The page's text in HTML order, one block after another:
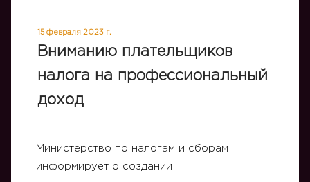
15 февраля 2023 г.
Вниманию плательщиков
налога на профессиональный
доход
Министерство по налогам и сборам
информирует о создании